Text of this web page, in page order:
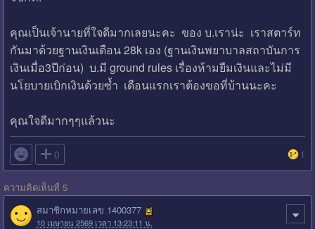
คุณเป็นเจ้านายที่ใจดีมากเลยนะคะ ของ บ.เราน่ะ เราสตาร์ท
กันมาด้วยฐานเงินเดือน 28k เอง (ฐานเงินพยาบาลสถาบัน​การ
เงิน​เมื่อ3ปีก่อน) บ.มี ground rules เรื่องห้ามยืมเงินและไม่มี
นโยบาย​เบิกเงินด้วยซ้ำ เดือนแรกเราต้องขอที่บ้านนะคะ
คุณใจดีมากๆๆแล้วนะ
 0 1
ความคิดเห็นที่ 5
สมาชิกหมายเลข 1400377
10 เมษายน 2569 เวลา 13:23:11 น.